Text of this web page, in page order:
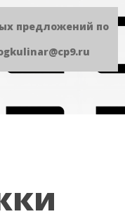
предложений по